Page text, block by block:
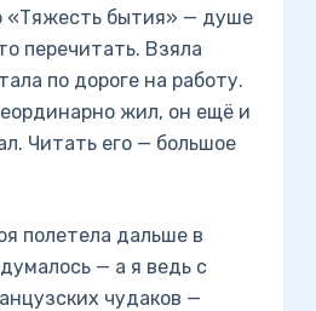
«Тяжесть бытия» — душе
перечитать. Взяла
по дороге на работу.
жил, он ещё и
Читать его — большое
полетела дальше в
— а я ведь с
чудаков —